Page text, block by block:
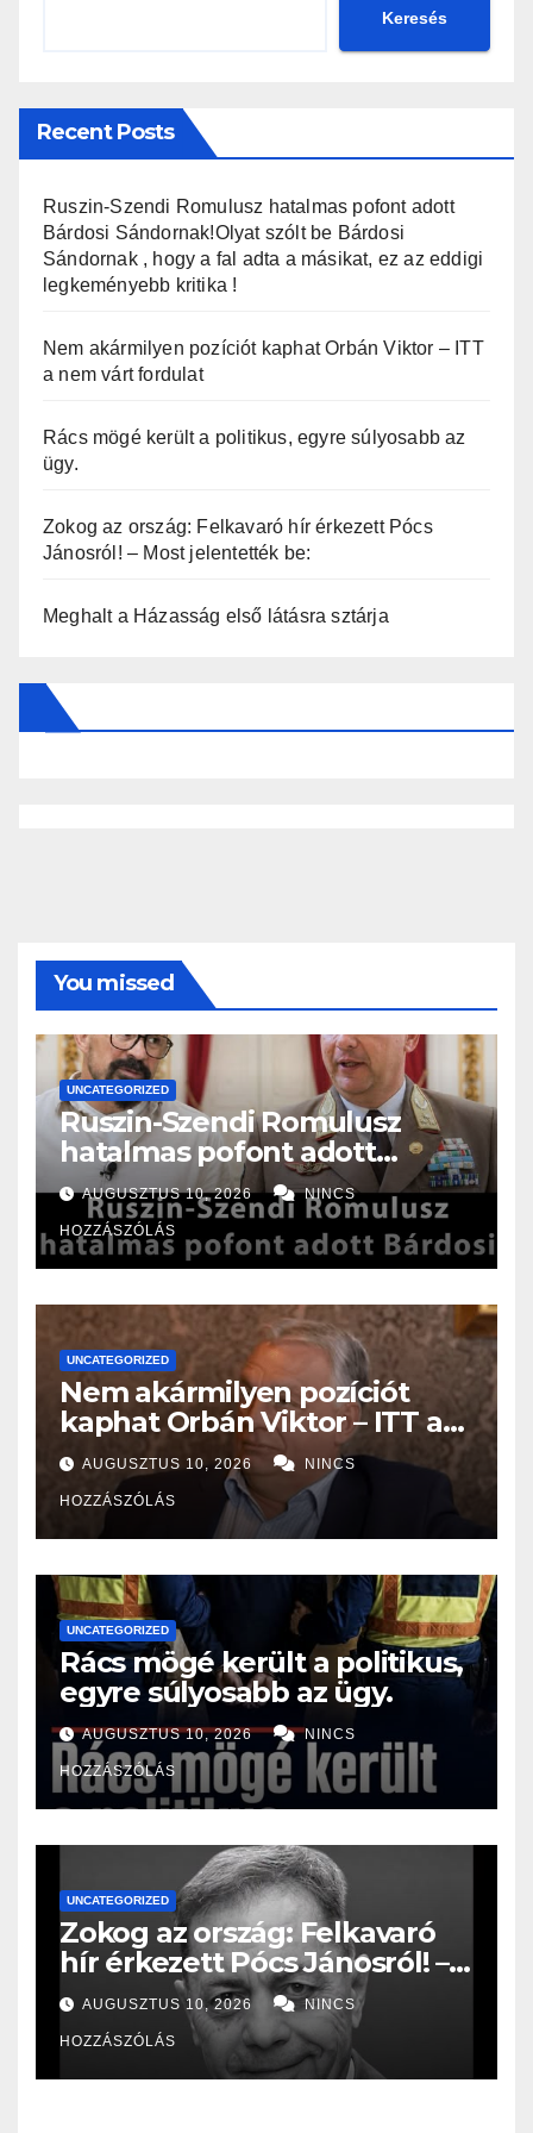
Keresés
Recent Posts
Ruszin-Szendi Romulusz hatalmas pofont adott
Bárdosi Sándornak!Olyat szólt be Bárdosi
Sándornak , hogy a fal adta a másikat, ez az eddigi
legkeményebb kritika !
Nem akármilyen pozíciót kaphat Orbán Viktor – ITT
a nem várt fordulat
Rács mögé került a politikus, egyre súlyosabb az
ügy.
Zokog az ország: Felkavaró hír érkezett Pócs
Jánosról! – Most jelentették be:
Meghalt a Házasság első látásra sztárja
You missed
UNCATEGORIZED
Ruszin-Szendi Romulusz
hatalmas pofont adott
Bárdosi Sándornak!Olyat
szólt be Bárdosi Sándornak ,
hogy a fal adta a másikat, ez
az eddigi legkeményebb
kritika !
AUGUSZTUS 10, 2026 NINCS
HOZZÁSZÓLÁS
UNCATEGORIZED
Nem akármilyen pozíciót
kaphat Orbán Viktor – ITT a
nem várt fordulat
AUGUSZTUS 10, 2026 NINCS
HOZZÁSZÓLÁS
UNCATEGORIZED
Rács mögé került a politikus,
egyre súlyosabb az ügy.
AUGUSZTUS 10, 2026 NINCS
HOZZÁSZÓLÁS
UNCATEGORIZED
Zokog az ország: Felkavaró
hír érkezett Pócs Jánosról! –
Most jelentették be:
AUGUSZTUS 10, 2026 NINCS
HOZZÁSZÓLÁS